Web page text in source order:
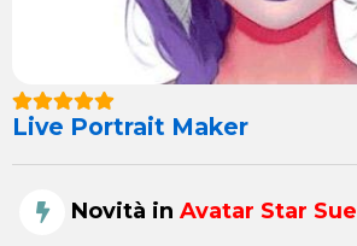
Live Portrait Maker
Novità in Avatar Star Sue